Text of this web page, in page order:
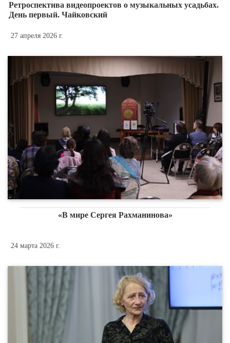
Ретроспектива видеопроектов о музыкальных усадьбах.
День первый. Чайковский
27 апреля 2026 г.
«В мире Сергея Рахманинова»
24 марта 2026 г.